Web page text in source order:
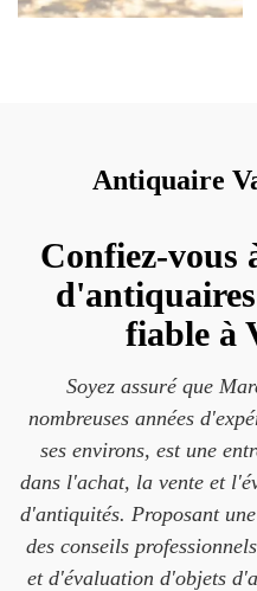
Antiquaire
Confiez-vous
fiable à
Soyez assuré que
nombreuses années
ses environs, est une
dans l'achat, la vente et
d'antiquités. Proposant
des conseils
et d'évaluation d'objets